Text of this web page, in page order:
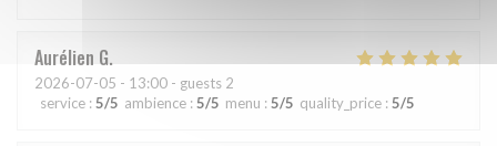
Aurélien G
2026-07-05 - 13:00 - guests 2
service : 5/5 ambience : 5/5 menu : 5/5 quality_price : 5/5